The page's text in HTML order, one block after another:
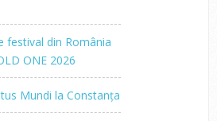
festival din România
ONE 2026
Mundi la Constanța